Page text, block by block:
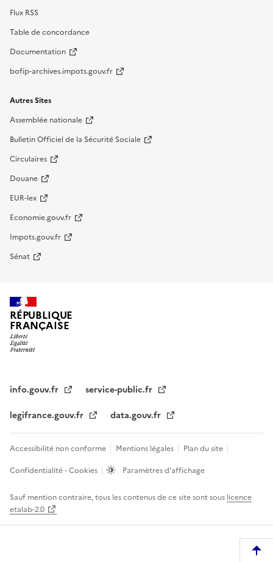
Flux RSS
Table de concordance
Documentation
bofip-archives.impots.gouv.fr
Autres Sites
Assemblée nationale
Bulletin Officiel de la Sécurité Sociale
Circulaires
Douane
EUR-lex
Economie.gouv.fr
Impots.gouv.fr
Sénat
RÉPUBLIQUE
FRANÇAISE
info.gouv.fr
service-public.fr
legifrance.gouv.fr
data.gouv.fr
Accessibilité non conforme Mentions légales
Plan du site
Confidentialité - Cookies
Paramètres d'affichage
Sauf mention contraire, tous les contenus de ce site sont sous licence
etalab-2.0